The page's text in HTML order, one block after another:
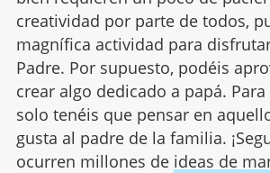
creatividad por parte de todos,
magnífica actividad para
Padre. Por supuesto, podéis
crear algo dedicado a papá.
solo tenéis que pensar en
gusta al padre de la familia.
ocurren millones de ideas de